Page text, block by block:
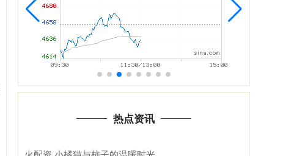
热点资讯